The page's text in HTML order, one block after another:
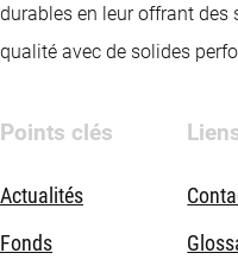
durables en leur offrant des
qualité avec de solides
Points clés
Actualités
Fonds